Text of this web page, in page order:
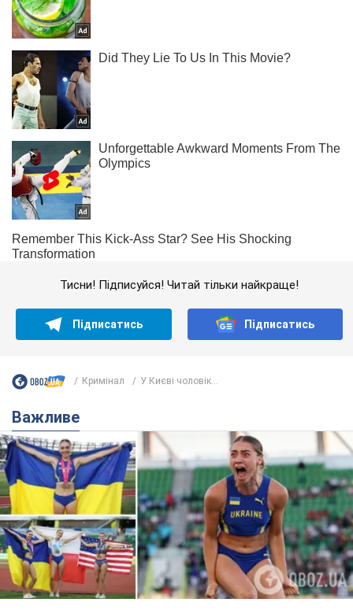
Тисни! Підписуйся! Читай тільки найкраще!
Підписатись Підписатись
Кримінал У Києві чоловік...
Важливе